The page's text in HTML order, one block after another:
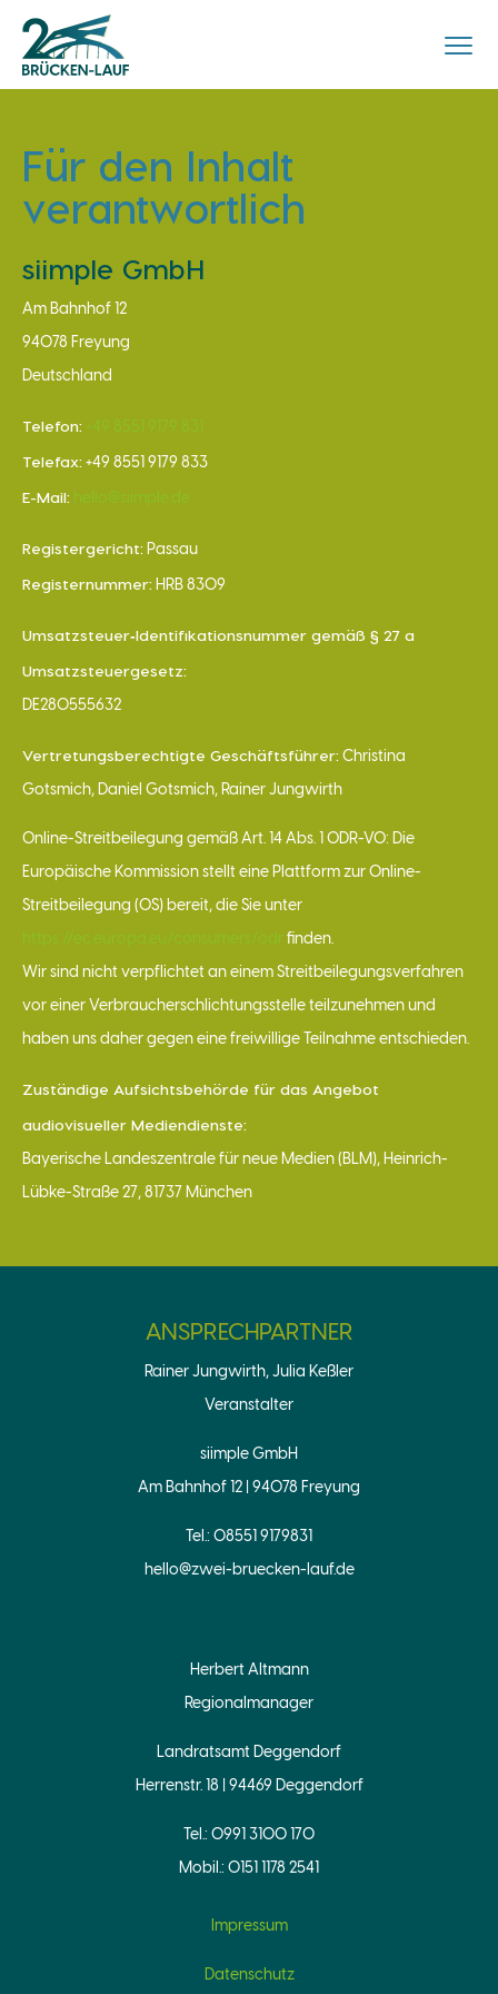
Sponsoren
Strecken
Teilnehmerliste
Für den Inhalt
verantwortlich
siimple GmbH
Am Bahnhof 12
94078 Freyung
Deutschland
Telefon:
Telefax: +49 8551 9179 833
E-Mail:
Registergericht: Passau
Registernummer: HRB 8309
Umsatzsteuer‐Identifikationsnummer gemäß § 27 a
Umsatzsteuergesetz:
DE280555632
Vertretungsberechtigte Geschäftsführer: Christina
Gotsmich, Daniel Gotsmich, Rainer Jungwirth
Online-Streitbeilegung gemäß Art. 14 Abs. 1 ODR-VO: Die
Europäische Kommission stellt eine Plattform zur Online-
Streitbeilegung (OS) bereit, die Sie unter
finden.
Wir sind nicht verpflichtet an einem Streitbeilegungsverfahren
vor einer Verbraucherschlichtungsstelle teilzunehmen und
haben uns daher gegen eine freiwillige Teilnahme entschieden.
Zuständige Aufsichtsbehörde für das Angebot
audiovisueller Mediendienste:
Bayerische Landeszentrale für neue Medien (BLM), Heinrich-
Lübke-Straße 27, 81737 München
ANSPRECHPARTNER
Rainer Jungwirth, Julia Keßler
Veranstalter
siimple GmbH
Am Bahnhof 12 | 94078 Freyung
Tel.: 08551 9179831
hello@zwei-bruecken-lauf.de
Herbert Altmann
Regionalmanager
Landratsamt Deggendorf
Herrenstr. 18 | 94469 Deggendorf
Tel.: 0991 3100 170
Mobil.: 0151 1178 2541
Impressum
Datenschutz